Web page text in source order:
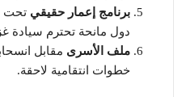
برنامج إعمار حقيقي تحت
دول مانحة تحترم سيادة
ملف الأسرى مقابل
خطوات انتقامية لاحقة.